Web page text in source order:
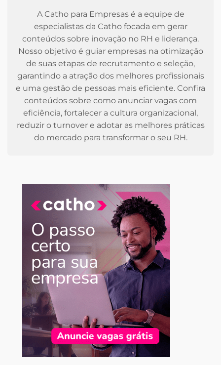
A Catho para Empresas é a equipe de
especialistas da Catho focada em gerar
conteúdos sobre inovação no RH e liderança.
Nosso objetivo é guiar empresas na otimização
de suas etapas de recrutamento e seleção,
garantindo a atração dos melhores profissionais
e uma gestão de pessoas mais eficiente. Confira
conteúdos sobre como anunciar vagas com
eficiência, fortalecer a cultura organizacional,
reduzir o turnover e adotar as melhores práticas
do mercado para transformar o seu RH.